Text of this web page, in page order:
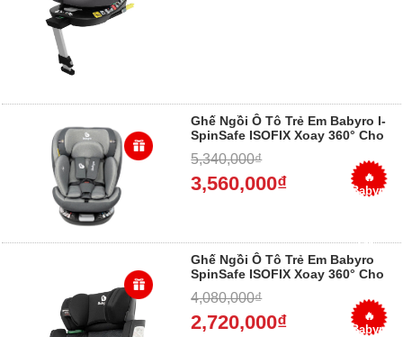
Ghế Ngồi Ô Tô Trẻ Em Babyro I-
SpinSafe ISOFIX Xoay 360° Cho
5,340,000₫
3,560,000₫
🔥
Babyro
Tốt –
Giao
Toàn
Ghế Ngồi Ô Tô Trẻ Em Babyro
SpinSafe ISOFIX Xoay 360° Cho
4,080,000₫
2,720,000₫
🔥
Babyro